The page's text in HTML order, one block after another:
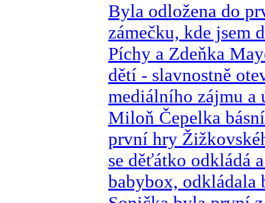
Byla odložena do
zámečku, kde jsem
Píchy a Zdeňka
dětí - slavnostně
mediálního zájmu a
Miloň Čepelka
první hry
se děťátko odkládá
babybox,